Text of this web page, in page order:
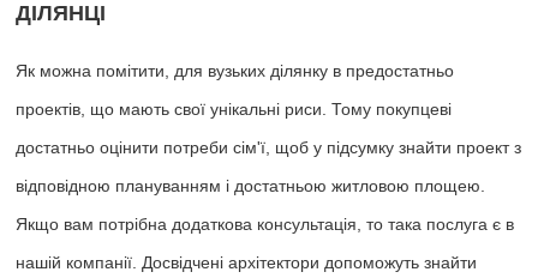
ДІЛЯНЦІ
Як можна помітити, для вузьких ділянку в предостатньо
проектів, що мають свої унікальні риси. Тому покупцеві
достатньо оцінити потреби сім'ї, щоб у підсумку знайти проект з
відповідною плануванням і достатньою житловою площею.
Якщо вам потрібна додаткова консультація, то така послуга є в
нашій компанії. Досвідчені архітектори допоможуть знайти